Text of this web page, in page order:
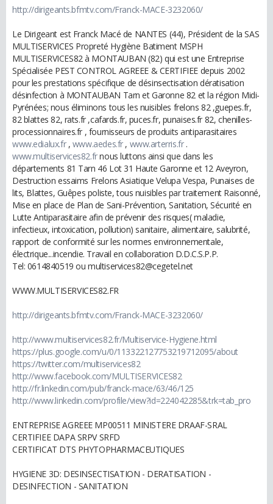
http://dirigeants.bfmtv.com/Franck-MACE-3232060/
Le Dirigeant est Franck Macé de NANTES (44), Président de la SAS
MULTISERVICES Propreté Hygiène Batiment MSPH
MULTISERVICES82 à MONTAUBAN (82) qui est une Entreprise
Spécialisée PEST CONTROL AGREEE & CERTIFIEE depuis 2002
pour les prestations spécifique de désinsectisation dératisation
désinfection à MONTAUBAN Tarn et Garonne 82 et la région Midi-
Pyrénées; nous éliminons tous les nuisibles frelons 82 ,guepes.fr,
82 blattes 82, rats.fr ,cafards.fr, puces.fr, punaises.fr 82, chenilles-
processionnaires.fr , fournisseurs de produits antiparasitaires
www.edialux.fr, www.aedes.fr, www.arterris.fr.
www.multiservices82.frnous luttons ainsi que dans les
départements 81 Tarn 46 Lot 31 Haute Garonne et 12 Aveyron,
Destruction essaims Frelons Asiatique Velupa Vespa, Punaises de
lits, Blattes, Guêpes poliste, tous nuisibles par traitement Raisonné,
Mise en place de Plan de Sani-Prévention, Sanitation, Sécurité en
Lutte Antiparasitaire afin de prévenir des risques( maladie,
infectieux, intoxication, pollution) sanitaire, alimentaire, salubrité,
rapport de conformité sur les normes environnementale,
électrique...incendie. Travail en collaboration D.D.C.S.P.P.
Tel: 0614840519 ou multiservices82@cegetel.net
WWW.MULTISERVICES82.FR
http://dirigeants.bfmtv.com/Franck-MACE-3232060/
http://www.multiservices82.fr/Multiservice-Hygiene.html
https://plus.google.com/u/0/113322127753219712095/about
https://twitter.com/multiservices82
http://www.facebook.com/MULTISERVICES82
http://fr.linkedin.com/pub/franck-mace/63/46/125
http://www.linkedin.com/profile/view?id=224042285&trk=tab_pro
ENTREPRISE AGREEE MP00511 MINISTERE DRAAF-SRAL
CERTIFIEE DAPA SRPV SRFD
CERTIFICAT DTS PHYTOPHARMACEUTIQUES
HYGIENE 3D: DESINSECTISATION - DERATISATION -
DESINFECTION - SANITATION